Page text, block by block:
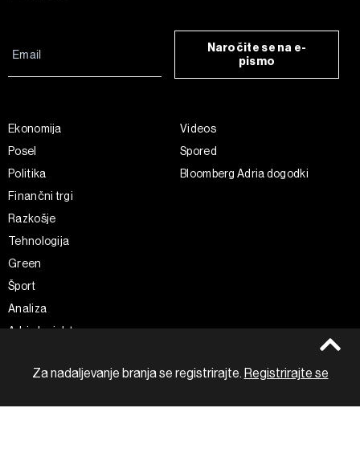
Za nadaljevanje branja se registrirajte. Registrirajte se
Naročite se na e-
pismo
Ekonomija
Posel
Politika
Finančni trgi
Razkošje
Tehnologija
Green
Šport
Analiza
Adria Insight
Videos
Spored
Bloomberg Adria dogodki